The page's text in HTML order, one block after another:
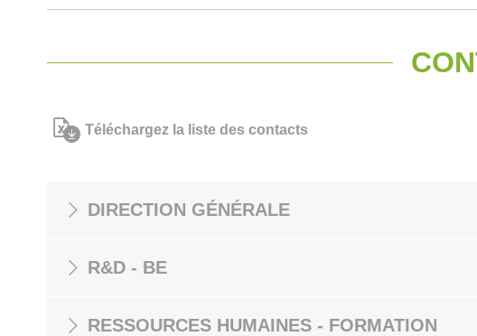
Téléchargez la liste des contacts
DIRECTION GÉNÉRALE
R&D - BE
RESSOURCES HUMAINES - FORMATION